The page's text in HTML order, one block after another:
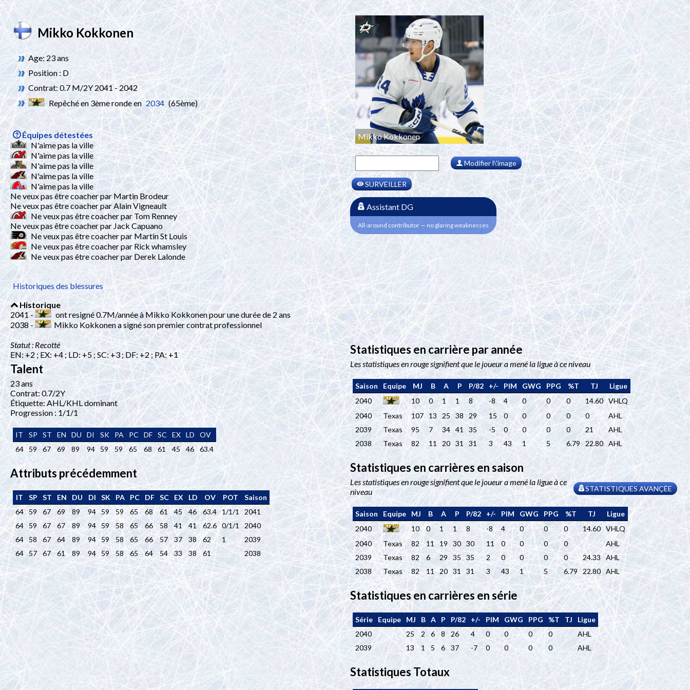
Mikko Kokkonen
Age: 23 ans
Position : D
Contrat: 0.7 M/2Y 2041 - 2042
Repêché en 3ème ronde en 2034 (65ème)
Équipes détestées
N'aime pas la ville
N'aime pas la ville
N'aime pas la ville
N'aime pas la ville
N'aime pas la ville
Ne veux pas être coacher par Martin Brodeur
Ne veux pas être coacher par Alain Vigneault
Ne veux pas être coacher par Tom Renney
Ne veux pas être coacher par Jack Capuano
Ne veux pas être coacher par Martin St Louis
Ne veux pas être coacher par Rick whamsley
Ne veux pas être coacher par Derek Lalonde
Historiques des blessures
Historique
2041 -
ont resigné 0.7M/année à Mikko Kokkonen pour une durée de 2 ans
2038 -
Mikko Kokkonen a signé son premier contrat professionnel
Mikko Kokkonen
Modifier l\'image
SURVEILLER
Assistant DG
All-around contributor — no glaring weaknesses
Statut : Recotté
EN: +2 ; EX: +4 ; LD: +5 ; SC: +3 ; DF: +2 ; PA: +1
Talent
23 ans
Contrat: 0.7/2Y
Étiquette: AHL/KHL dominant
Progression : 1/1/1
IT SP ST EN DU DI SK PA PC DF SC EX LD
OV
64
59 67 69 89 94 59 59 65 68 61 45 46 63.4
Attributs précédemment
IT SP ST EN DU DI SK PA PC DF SC EX LD OV POT
Saison
64
59 67 69 89 94 59 59 65 68 61 45 46 63.4 1/1/1
2041
64 59 67 67 89 94 59 58 65 66 58 41 41 62.6 0/1/1
2040
64
58 67 64 89 94 59 58 65 66 57 37 38 62 1
2039
64 57 67 61 89 94 59 58 65 64 54 33 38 61 2038
Statistiques en carrière par année
Les statistiques en rouge signifient que le joueur a mené la ligue à ce niveau
Saison Equipe MJ B A P P/82 +/- PIM GWG PPG %T TJ
Ligue
2040
10 0 1 1 8 -8 4 0 0 0 14.60 VHLQ
2040
Texas 107 13 25 38 29 15 0 0 0 0 0
AHL
2039
Texas 95 7 34 41 35 -5 0 0 0 0 21
AHL
2038
Texas 82 11 20 31 31 3 43 1 5 6.79 22.80 AHL
Statistiques en carrières en saison
STATISTIQUES AVANÇÉE
Les statistiques en rouge signifient que le joueur a mené la ligue à ce
niveau
Saison Equipe MJ B A P P/82 +/- PIM GWG PPG %T TJ
Ligue
2040
10 0 1 1 8 -8 4 0 0 0 14.60 VHLQ
2040
Texas 82 11 19 30 30 11 0 0 0 0
AHL
2039
Texas 82 6 29 35 35 2 0 0 0 0 24.33
AHL
2038
Texas 82 11 20 31 31 3 43 1 5 6.79 22.80 AHL
Statistiques en carrières en série
Série Equipe MJ B A P P/82 +/- PIM GWG PPG %T TJ
Ligue
2040
25 2 6 8 26 4 0 0 0 0
AHL
2039
13 1 5 6 37 -7 0 0 0 0 AHL
Statistiques Totaux